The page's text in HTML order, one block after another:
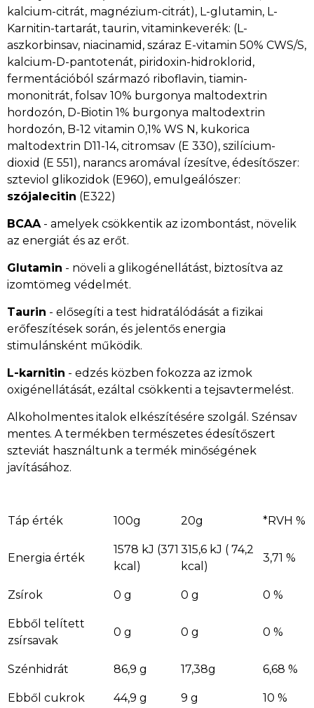
kalcium-citrát, magnézium-citrát), L-glutamin, L-
Karnitin-tartarát, taurin, vitaminkeverék: (L-
aszkorbinsav, niacinamid, száraz E-vitamin 50% CWS/S,
kalcium-D-pantotenát, piridoxin-hidroklorid,
fermentációból származó riboflavin, tiamin-
mononitrát, folsav 10% burgonya maltodextrin
hordozón, D-Biotin 1% burgonya maltodextrin
hordozón, B-12 vitamin 0,1% WS N, kukorica
maltodextrin D11-14, citromsav (E 330), szilícium-
dioxid (E 551), narancs aromával ízesítve, édesítőszer:
szteviol glikozidok (E960), emulgeálószer:
szójalecitin (E322)
BCAA- amelyek csökkentik az izombontást, növelik
az energiát és az erőt.
Glutamin - növeli a glikogénellátást, biztosítva az
izomtömeg védelmét.
Taurin - elősegíti a test hidratálódását a fizikai
erőfeszítések során, és jelentős energia
stimulánsként működik.
L-karnitin - edzés közben fokozza az izmok
oxigénellátását, ezáltal csökkenti a tejsavtermelést.
Alkoholmentes italok elkészítésére szolgál. Szénsav
mentes. A termékben természetes édesítőszert
szteviát használtunk a termék minőségének
javításához.
Táp érték 100g 20g *RVH %
Energia érték
1578 kJ (371
kcal)
315,6 kJ ( 74,2
kcal)
3,71 %
Zsírok 0 g 0 g 0 %
Ebből telített
zsírsavak
0 g 0 g 0 %
Szénhidrát 86,9 g 17,38g 6,68 %
Ebből cukrok 44,9 g 9 g 10 %